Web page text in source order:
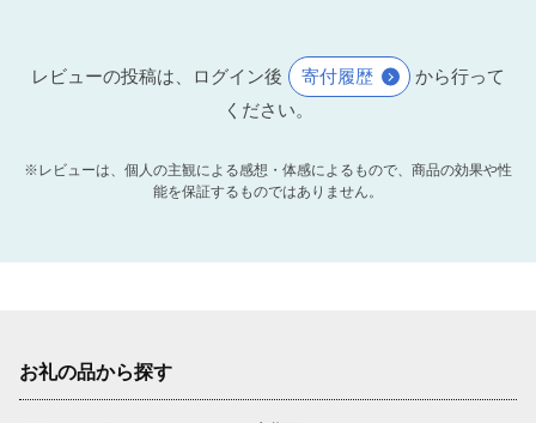
レビューの投稿は、ログイン後 寄付履歴
から行って
ください。
※レビューは、個人の主観による感想・体感によるもので、商品の効果や性
能を保証するものではありません。
お礼の品から探す